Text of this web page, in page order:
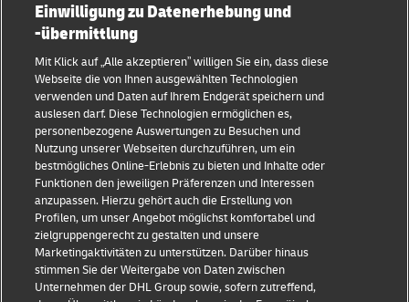
Kategorien
KMU Ratgeber
E-Commerce Tipps
B2B-Beratung
Logistik-Beratung
Neuigkeiten & Einblicke
Versand mit DHL
Branchen Insights
Firma
Über DHL
Kontakt
Pressezentrum
Nachhaltigkeit
Rechtliche Hinweise
Nutzungsbedingungen
Privatsphäre
Betrugserkennung
Einwilligung zu Datenerhebung und
-übermittlung
Mit Klick auf „Alle akzeptieren” willigen Sie ein, dass diese
Webseite die von Ihnen ausgewählten Technologien
verwenden und Daten auf Ihrem Endgerät speichern und
auslesen darf. Diese Technologien ermöglichen es,
personenbezogene Auswertungen zu Besuchen und
Nutzung unserer Webseiten durchzuführen, um ein
bestmögliches Online-Erlebnis zu bieten und Inhalte oder
Funktionen den jeweiligen Präferenzen und Interessen
anzupassen. Hierzu gehört auch die Erstellung von
Profilen, um unser Angebot möglichst komfortabel und
zielgruppengerecht zu gestalten und unsere
Marketingaktivitäten zu unterstützen. Darüber hinaus
stimmen Sie der Weitergabe von Daten zwischen
Unternehmen der DHL Group sowie, sofern zutreffend,